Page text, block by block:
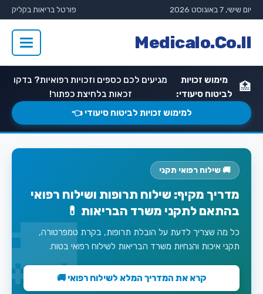
יום שישי, 7 באוגוסט 2026 פורטל בריאות בקליק
Medicalo.Co.Il
🏥
מימוש זכויות
לביטוח סיעודי:
מגיעים לכם כספים וזכויות רפואיות? בדקו
זכאות בלחיצת כפתור!
למימוש זכויות לביטוח סיעודי 👈
🚚 שילוח רפואי תקני
מדריך מקיף: שילוח תרופות ושילוח רפואי
בהתאם לתקני משרד הבריאות 💊
כל מה שצריך לדעת על הובלת תרופות, בקרת טמפרטורה,
תקני איכות והנחיות משרד הבריאות לשילוח רפואי בטוח.
קרא את המדריך המלא לשילוח רפואי 🚚